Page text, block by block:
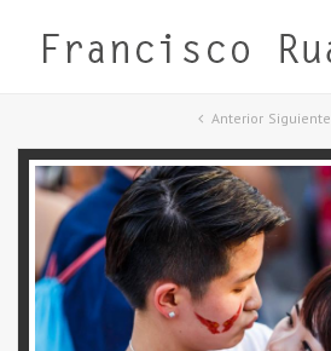
Anterior Siguiente